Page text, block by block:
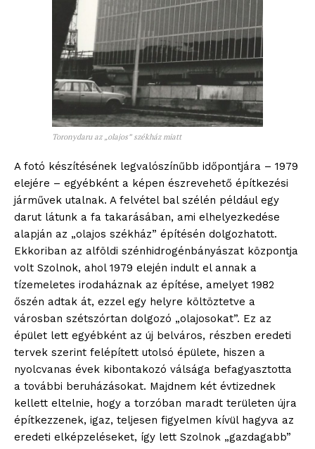
Toronydaru az „olajos” székház miatt
A fotó készítésének legvalószínűbb időpontjára – 1979
elejére – egyébként a képen észrevehető építkezési
járművek utalnak. A felvétel bal szélén például egy
darut látunk a fa takarásában, ami elhelyezkedése
alapján az „olajos székház” építésén dolgozhatott.
Ekkoriban az alföldi szénhidrogénbányászat központja
volt Szolnok, ahol 1979 elején indult el annak a
tízemeletes irodaháznak az építése, amelyet 1982
őszén adtak át, ezzel egy helyre költöztetve a
városban szétszórtan dolgozó „olajosokat”. Ez az
épület lett egyébként az új belváros, részben eredeti
tervek szerint felépített utolsó épülete, hiszen a
nyolcvanas évek kibontakozó válsága befagyasztotta
a további beruházásokat. Majdnem két évtizednek
kellett eltelnie, hogy a torzóban maradt területen újra
építkezzenek, igaz, teljesen figyelmen kívül hagyva az
eredeti elképzeléseket, így lett Szolnok „gazdagabb”